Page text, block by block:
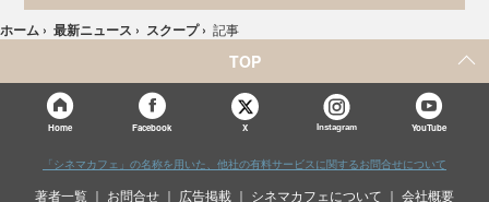
ホーム › 最新ニュース › スクープ › 記事
TOP
Home Facebook X Instagram YouTube
「シネマカフェ」の名称を用いた、他社の有料サービスに関するお問合せについて
著者一覧 お問合せ 広告掲載 シネマカフェについて 会社概要